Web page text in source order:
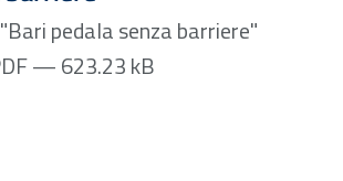
pedala senza barriere"
— 623.23 kB